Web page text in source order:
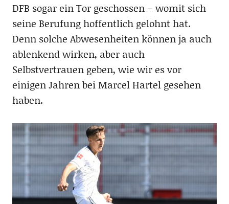
DFB sogar ein Tor geschossen – womit sich
seine Berufung hoffentlich gelohnt hat.
Denn solche Abwesenheiten können ja auch
ablenkend wirken, aber auch
Selbstvertrauen geben, wie wir es vor
einigen Jahren bei Marcel Hartel gesehen
haben.